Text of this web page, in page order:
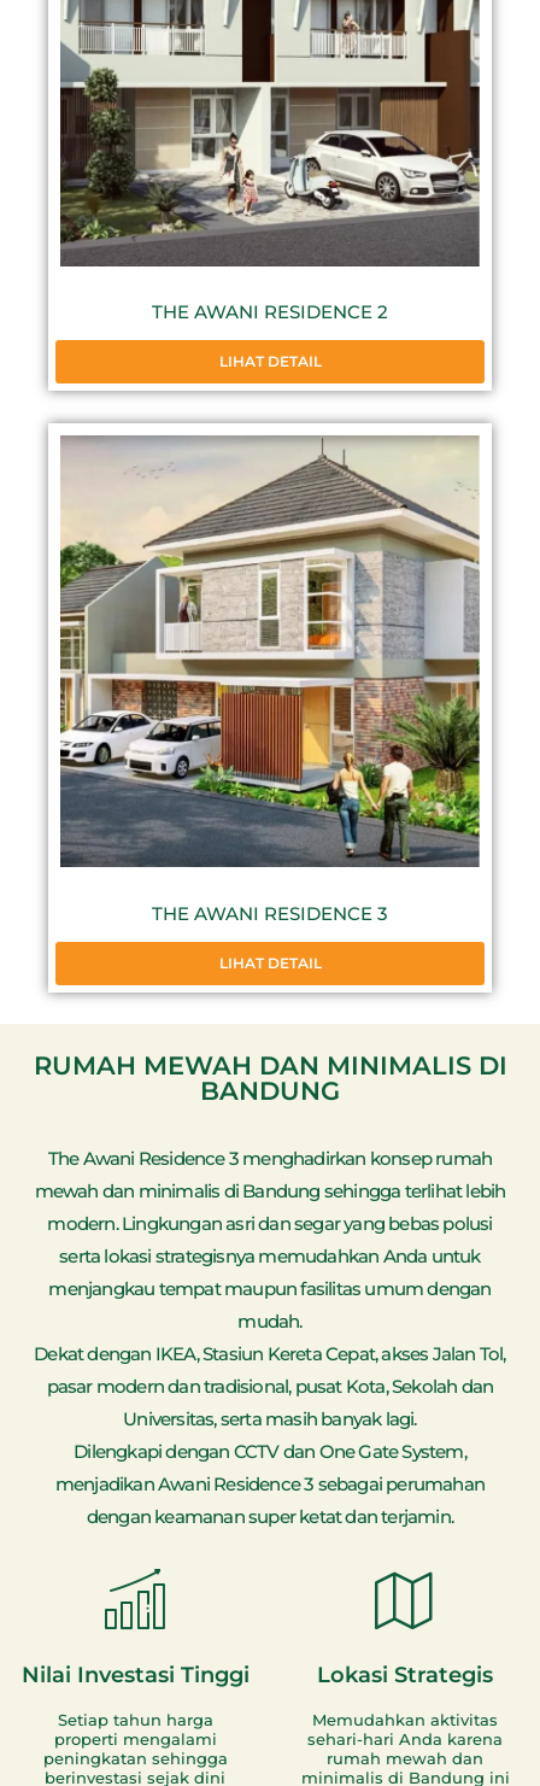
THE AWANI RESIDENCE 2
LIHAT DETAIL
THE AWANI RESIDENCE 3
LIHAT DETAIL
RUMAH MEWAH DAN MINIMALIS DI
BANDUNG
The Awani Residence 3 menghadirkan konsep rumah
mewah dan minimalis di Bandung sehingga terlihat lebih
modern. Lingkungan asri dan segar yang bebas polusi
serta lokasi strategisnya memudahkan Anda untuk
menjangkau tempat maupun fasilitas umum dengan
mudah.
Dekat dengan IKEA, Stasiun Kereta Cepat, akses Jalan Tol,
pasar modern dan tradisional, pusat Kota, Sekolah dan
Universitas, serta masih banyak lagi.
Dilengkapi dengan CCTV dan One Gate System,
menjadikan Awani Residence 3 sebagai perumahan
dengan keamanan super ketat dan terjamin.
Nilai Investasi Tinggi
Setiap tahun harga
properti mengalami
peningkatan sehingga
berinvestasi sejak dini
Lokasi Strategis
Memudahkan aktivitas
sehari-hari Anda karena
rumah mewah dan
minimalis di Bandung ini